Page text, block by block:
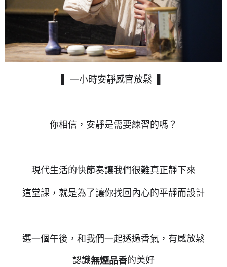
易，需依本服務之必要範圍內提供個人資料，並將交易相關給付款項請求債
權轉讓予恩沛科技股份有限公司。
２．關於個人資料處理事宜，請瀏覽以下網址：
https://aftee.tw/terms/#terms3
３．未成年的使用者請事先徵得法定代理人或監護人之同意方可使用
「AFTEE先享後付」，若未經同意申辦者引起之損失，本公司不負相關責
任。
時審查核予不同之上限額度；若仍有額度不足之情形，本公司將視審查結果
請求用戶進行身份認證。
▌ 一小時安靜感官放鬆
你相信，安靜是需要練習的嗎？
現代生活的快節奏讓我們很難真正靜下來
這堂課，就是為了讓你找回內心的平靜而設計
選一個午後，和我們一起透過香氣，有感放鬆
認識無煙品香的美好